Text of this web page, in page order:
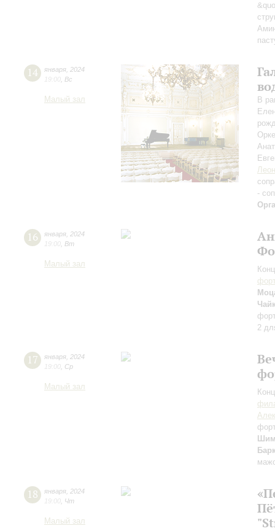
14 января 2024
19:00 Вс
Малый зал
В
-
16 января 2024
19:00 Вт
Малый зал
2
17 января 2024
19:00 Ср
Малый зал
18 января 2024
19:00 Чт
Малый зал